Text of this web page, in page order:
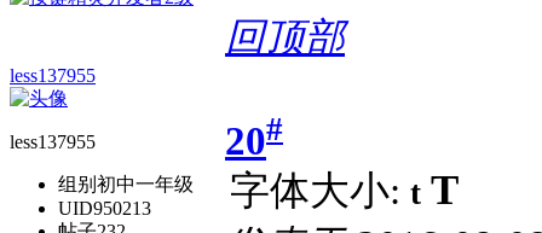
回顶部
less137955
less137955
组别 初中一年级
UID950213
20#
字体大小: t T